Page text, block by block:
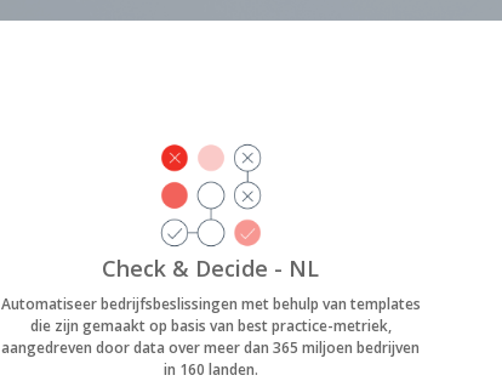
Check & Decide - NL
Automatiseer bedrijfsbeslissingen met behulp van templates
die zijn gemaakt op basis van best practice-metriek,
aangedreven door data over meer dan 365 miljoen bedrijven
in 160 landen.